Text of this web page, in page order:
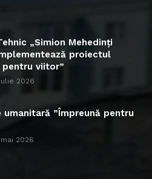
„Simion Mehedinți
proiectul
pentru viitor”
2026
umanitară ”Împreună pentru
2026